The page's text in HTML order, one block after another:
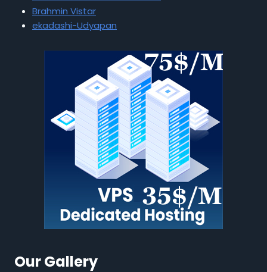
Brahmin Vistar
ekadashi-Udyapan
Our Gallery